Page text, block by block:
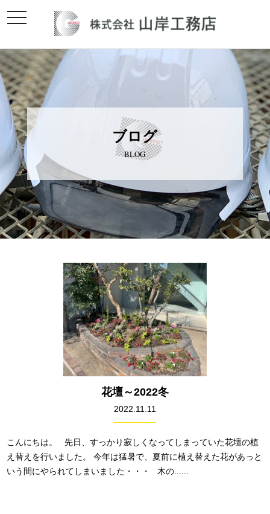
toggle
navigation
ブログ
BLOG
花壇～2022冬
2022.11.11
こんにちは。 先日、すっかり寂しくなってしまっていた花壇の植
え替えを行いました。 今年は猛暑で、夏前に植え替えた花があっと
いう間にやられてしまいました・・・ 木の......